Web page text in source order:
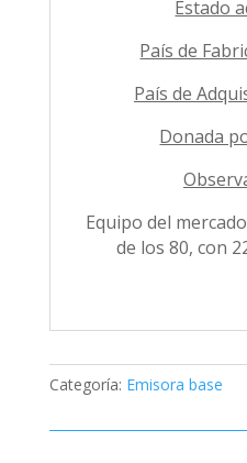
Estado
País de
País de
Donada
Equipo del
de los 80, con
Categoría: Emisora base